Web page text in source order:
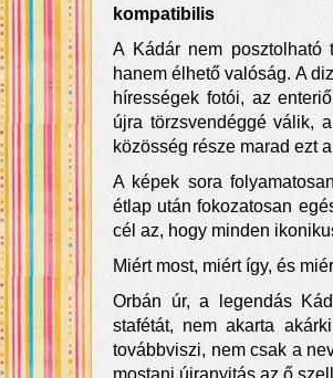
kompatibilis
A Kádár nem posztolható
hanem élhető valóság. A
hírességek fotói, az
újra törzsvendéggé válik,
közösség része marad ezt
A képek sora
étlap után fokozatosan
cél az, hogy minden
Miért most, miért így, és
Orbán úr, a legendás
stafétát, nem akarta
továbbviszi, nem csak a
mostani újranyitás az ő